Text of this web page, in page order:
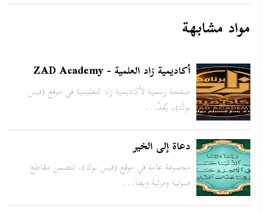
مواد مشابهة
أكاديمية زاد العلمية - ZAD Academy
صفحة رسمية لأكاديمية زاد التعليمية في موقع (فيس
بوك)، يُقدَّ...
دعاة إلى الخير
مجموعة عامة في موقع (فيس بوك)، تتضمن مقاطع
صوتية ومرئية وبطا...